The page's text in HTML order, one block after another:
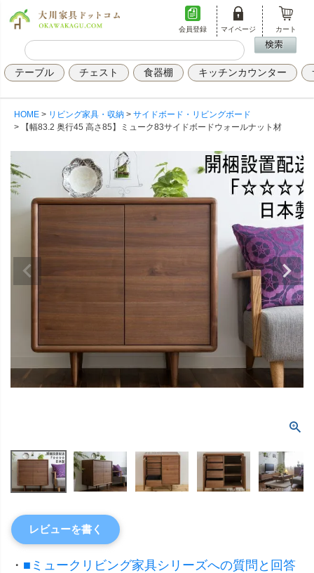
会員登録 マイページ カート
テーブル チェスト 食器棚 キッチンカウンター
HOME リビング家具・収納
サイドボード・リビングボード
【幅83.2 奥行45 高さ85】ミューク83サイドボードウォールナット材
レビューを書く
・ ■ミュークリビング家具シリーズへの質問と回答